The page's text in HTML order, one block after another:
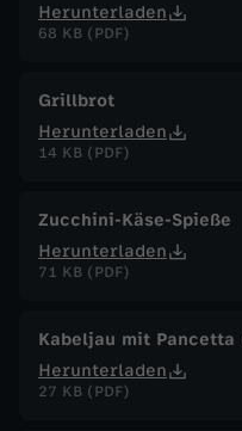
Herunterladen
68 KB (PDF)
Grillbrot
Herunterladen
14 KB (PDF)
Zucchini-Käse-Spieße
Herunterladen
71 KB (PDF)
Kabeljau mit Pancetta
Herunterladen
27 KB (PDF)